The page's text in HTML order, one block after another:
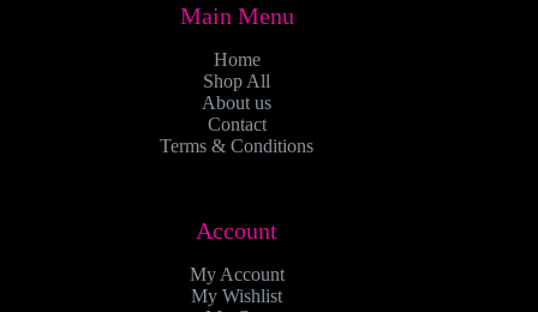
Main Menu
Home
Shop All
About us
Contact
Terms & Conditions
Account
My Account
My Wishlist